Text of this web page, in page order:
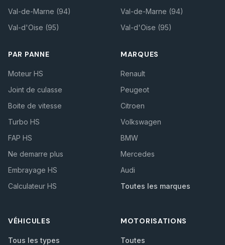
Val-de-Marne (94)
Val-d'Oise (95)
Val-de-Marne (94)
Val-d'Oise (95)
PAR PANNE
Moteur HS
Joint de culasse
Boite de vitesse
Turbo HS
FAP HS
Ne demarre plus
Embrayage HS
Calculateur HS
MARQUES
Renault
Peugeot
Citroen
Volkswagen
BMW
Mercedes
Audi
Toutes les marques
VÉHICULES
Tous les types
MOTORISATIONS
Toutes